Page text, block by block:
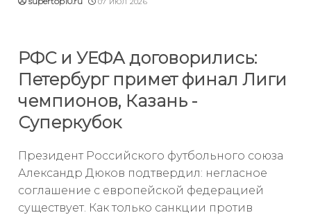
РФС и УЕФА договорились:
Петербург примет финал Лиги
чемпионов, Казань -
Суперкубок
Президент Российского футбольного союза
Александр Дюков подтвердил: негласное
соглашение с европейской федерацией
существует. Как только санкции против